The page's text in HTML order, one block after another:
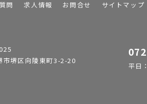
問 求人情報 お問合せ サイトマップ
市堺区向陵東町3-2-20
平日